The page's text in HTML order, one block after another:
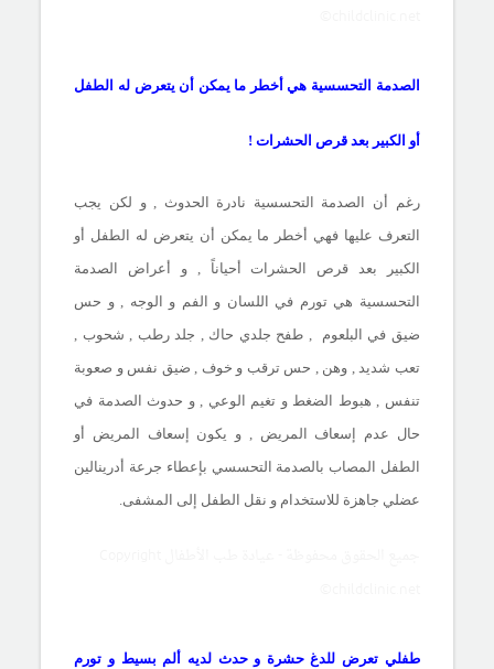
الصدمة التحسسية هي أخطر ما يمكن أن يتعرض له الطفل
أو الكبير بعد قرص الحشرات !
رغم أن الصدمة التحسسية نادرة الحدوث , و لكن يجب
التعرف عليها فهي أخطر ما يمكن أن يتعرض له الطفل أو
الكبير بعد قرص الحشرات أحياناً , و أعراض الصدمة
التحسسية هي تورم في اللسان و الفم و الوجه , و حس
ضيق في البلعوم , طفح جلدي حاك , جلد رطب , شحوب ,
تعب شديد , وهن , حس ترقب و خوف , ضيق نفس و صعوبة
تنفس , هبوط الضغط و تغيم الوعي , و حدوث الصدمة في
حال عدم إسعاف المريض , و يكون إسعاف المريض أو
الطفل المصاب بالصدمة التحسسي بإعطاء جرعة أدرينالين
عضلي جاهزة للاستخدام و نقل الطفل إلى المشفى.
طفلي تعرض للدغ حشرة و حدث لديه ألم بسيط و تورم